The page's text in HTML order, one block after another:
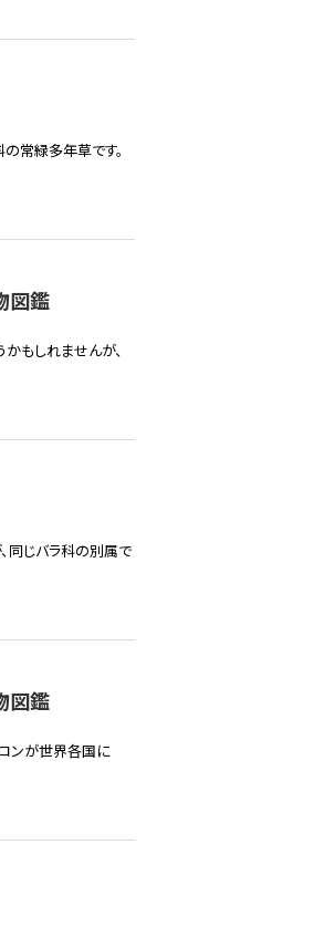
常緑多年草です。
図鑑
もしれませんが、
同じバラ科の別属で
図鑑
ンが世界各国に